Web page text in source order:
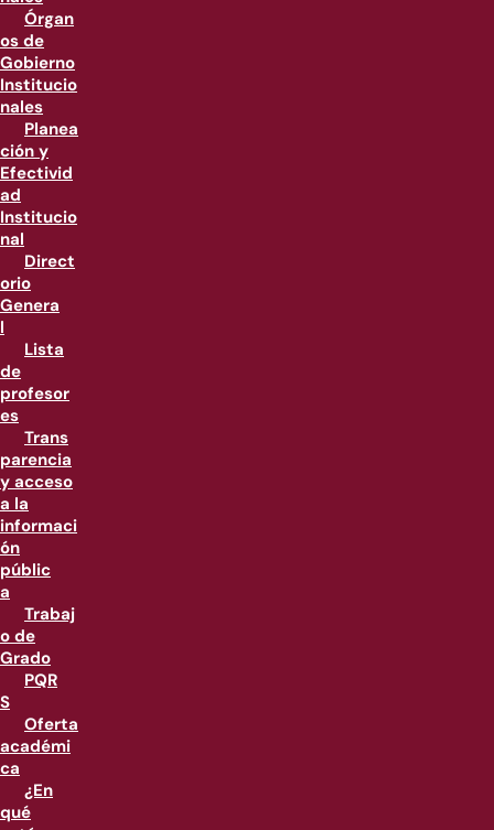
Órgan
os de
Gobierno
Institucio
nales
Planea
ción y
Efectivid
ad
Institucio
nal
Direct
orio
Genera
l
Lista
de
profesor
es
Trans
parencia
y acceso
a la
informaci
ón
públic
a
Trabaj
o de
Grado
PQR
S
Oferta
académi
ca
¿En
qué